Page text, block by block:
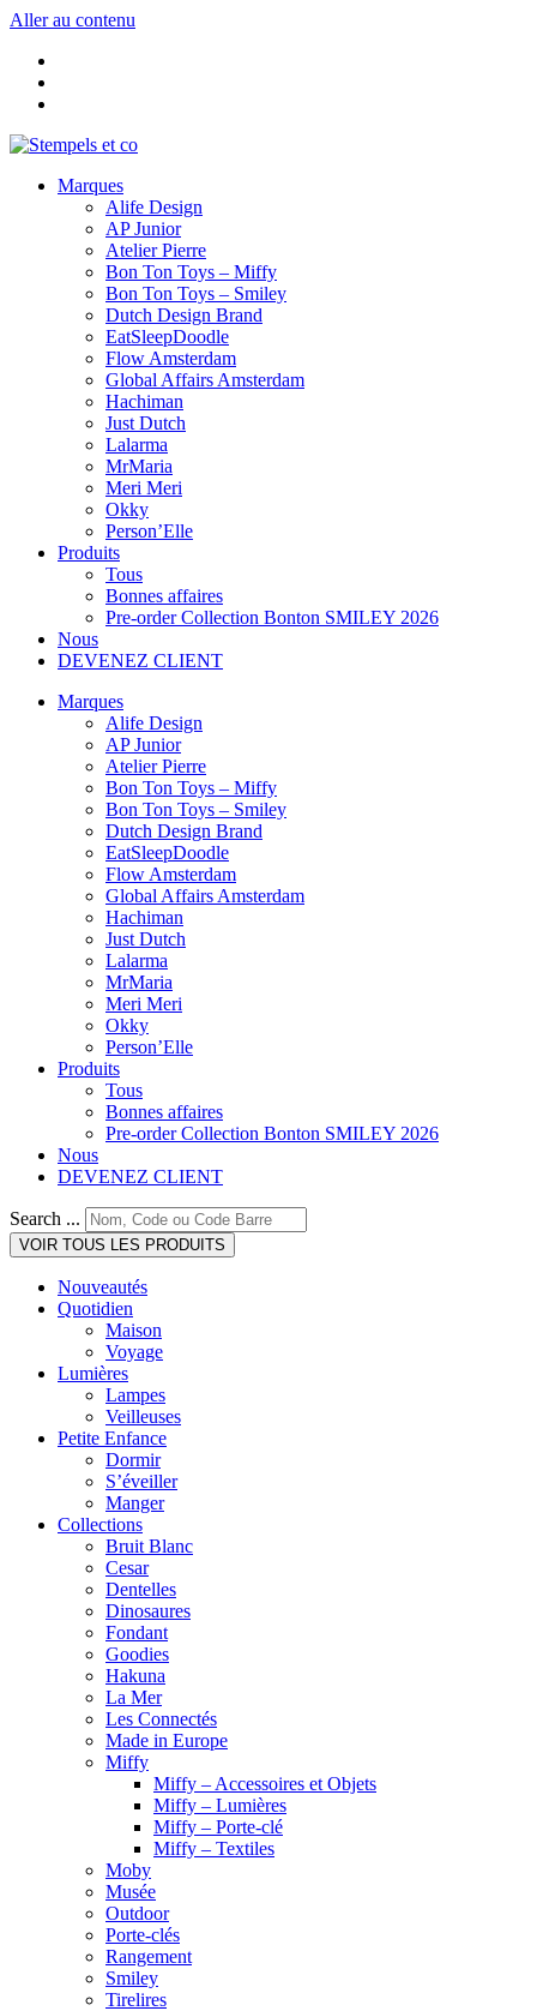
Aller au contenu
Marques
Alife Design
AP Junior
Atelier Pierre
Bon Ton Toys – Miffy
Bon Ton Toys – Smiley
Dutch Design Brand
EatSleepDoodle
Flow Amsterdam
Global Affairs Amsterdam
Hachiman
Just Dutch
Lalarma
MrMaria
Meri Meri
Okky
Person’Elle
Produits
Tous
Bonnes affaires
Pre-order Collection Bonton SMILEY 2026
Nous
DEVENEZ CLIENT
Marques
Alife Design
AP Junior
Atelier Pierre
Bon Ton Toys – Miffy
Bon Ton Toys – Smiley
Dutch Design Brand
EatSleepDoodle
Flow Amsterdam
Global Affairs Amsterdam
Hachiman
Just Dutch
Lalarma
MrMaria
Meri Meri
Okky
Person’Elle
Produits
Tous
Bonnes affaires
Pre-order Collection Bonton SMILEY 2026
Nous
DEVENEZ CLIENT
Search ...
VOIR TOUS LES PRODUITS
Nouveautés
Quotidien
Maison
Voyage
Lumières
Lampes
Veilleuses
Petite Enfance
Dormir
S’éveiller
Manger
Collections
Bruit Blanc
Cesar
Dentelles
Dinosaures
Fondant
Goodies
Hakuna
La Mer
Les Connectés
Made in Europe
Miffy
Miffy – Accessoires et Objets
Miffy – Lumières
Miffy – Porte-clé
Miffy – Textiles
Moby
Musée
Outdoor
Porte-clés
Rangement
Smiley
Tirelires